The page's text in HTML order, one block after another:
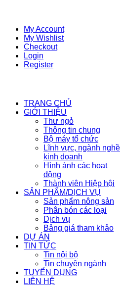
My Account
My Wishlist
Checkout
Login
Register
TRANG CHỦ
GIỚI THIỆU
Thư ngỏ
Thông tin chung
Bộ máy tổ chức
Lĩnh vực, ngành nghề
kinh doanh
Hình ảnh các hoạt
động
Thành viên Hiệp hội
SẢN PHẨM/DỊCH VỤ
Sản phẩm nông sản
Phân bón các loại
Dịch vụ
Bảng giá tham khảo
DỰ ÁN
TIN TỨC
Tin nội bộ
Tin chuyên ngành
TUYỂN DỤNG
LIÊN HỆ